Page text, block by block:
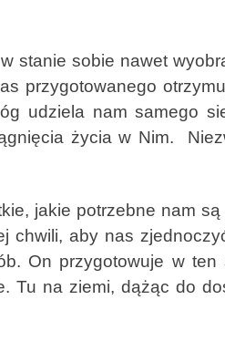
sobie nawet
przygotowanego
udziela nam samego
życia w Nim.
jakie potrzebne nam są
chwili, aby nas
On przygotowuje w
na ziemi, dążąc do